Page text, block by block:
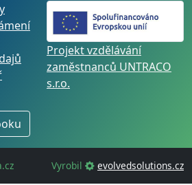
Projekt vzdělávání
zaměstnanců UNTRACO
s.r.o.
Vyrobil evolvedsolutions.cz